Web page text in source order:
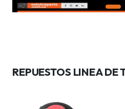
REPUESTOS LINEA DE